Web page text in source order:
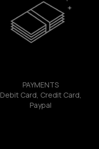
PAYMENTS
Debit Card, Credit Card,
Paypal